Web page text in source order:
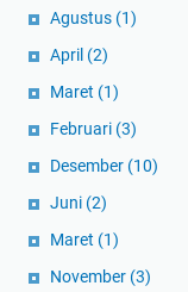
Agustus (1)
April (2)
Maret (1)
Februari (3)
Desember (10)
Juni (2)
Maret (1)
November (3)